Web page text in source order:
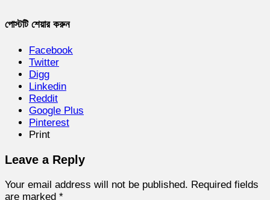
পোস্টটি শেয়ার করুন
Facebook
Twitter
Digg
Linkedin
Reddit
Google Plus
Pinterest
Print
Leave a Reply
Your email address will not be published. Required fields
are marked *